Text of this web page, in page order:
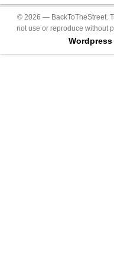
© 2026 — BackToTheStreet.
not use or reproduce without
Wordpress